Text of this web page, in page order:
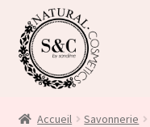
Accueil Savonnerie